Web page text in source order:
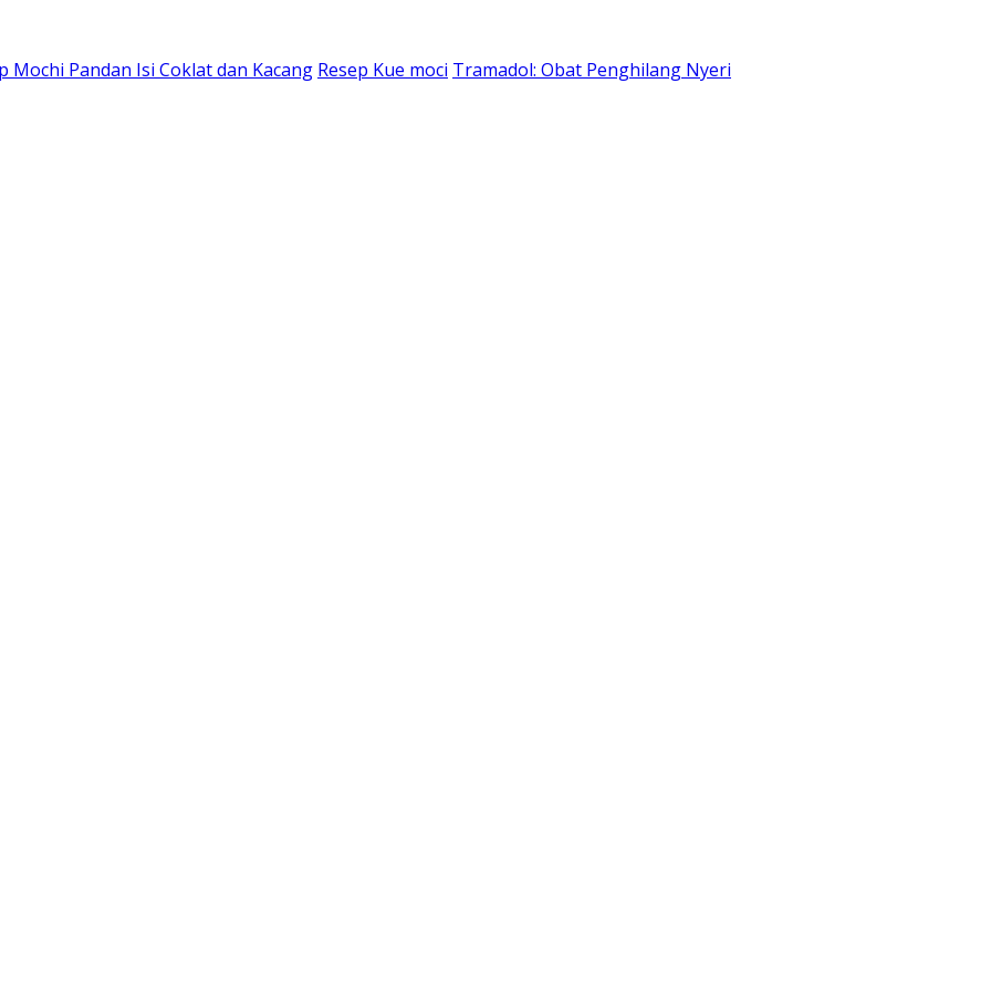
Mochi Pandan Isi Coklat dan Kacang Resep Kue moci Tramadol: Obat Penghilang Nyeri